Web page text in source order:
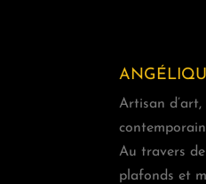
Artisan
Au travers
plafonds et